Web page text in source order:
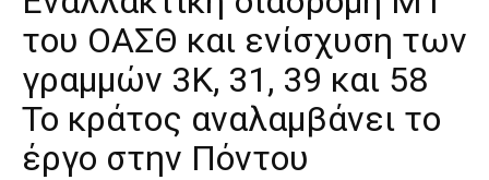
του ΟΑΣΘ και ενίσχυση των
γραμμών 3Κ, 31, 39 και 58
Το κράτος αναλαμβάνει το
έργο στην Πόντου